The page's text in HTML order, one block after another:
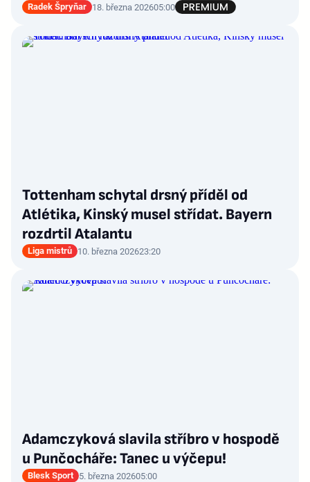
Radek Špryňar 18. března 202605:00
Tottenham schytal drsný příděl od
Atlétika, Kinský musel střídat. Bayern
rozdrtil Atalantu
Liga mistrů 10. března 202623:20
Adamczyková slavila stříbro v hospodě
u Punčocháře: Tanec u výčepu!
Blesk Sport 5. března 202605:00